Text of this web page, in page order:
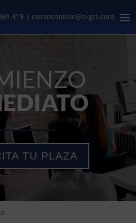
415 | cursosonline@e-gri.com
TU PLAZA